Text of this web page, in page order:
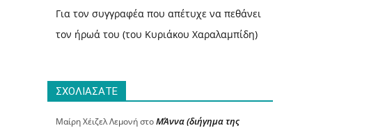
Για τον συγγραφέα που απέτυχε να πεθάνει
τον ήρωά του (του Κυριάκου Χαραλαμπίδη)
ΣΧΟΛΙΑΣΑΤΕ
Μαίρη Χέιζελ ΛεμονήστοΜΆννα (διήγημα της